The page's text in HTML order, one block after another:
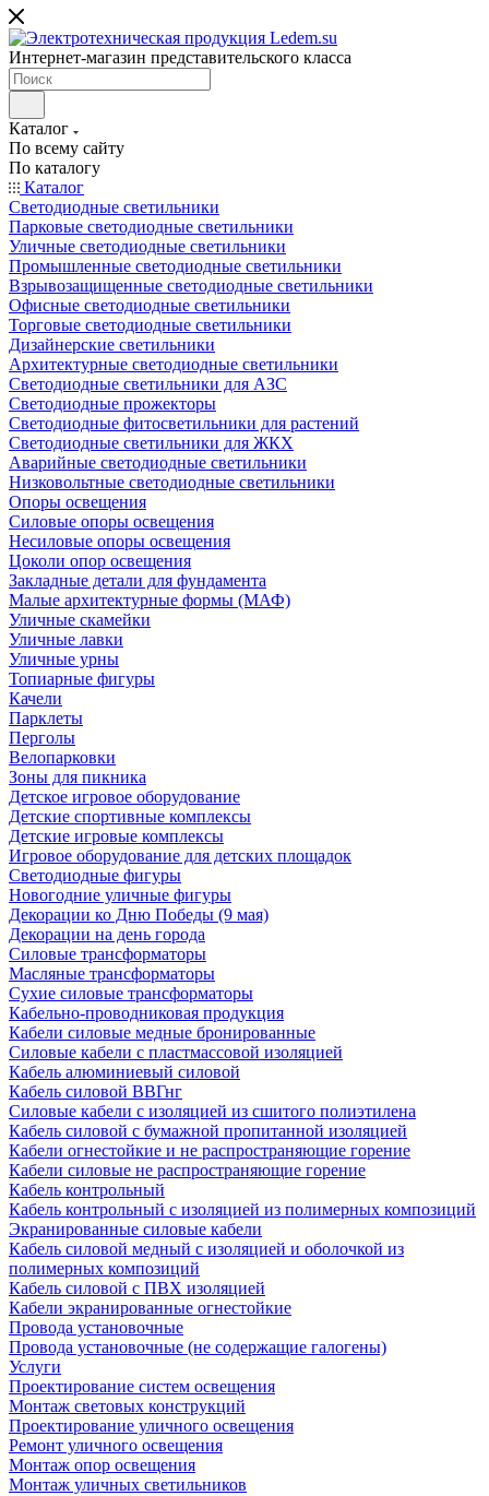
Интернет-магазин представительского класса
Каталог
По всему сайту
По каталогу
Каталог
Светодиодные светильники
Парковые светодиодные светильники
Уличные светодиодные светильники
Промышленные светодиодные светильники
Взрывозащищенные светодиодные светильники
Офисные светодиодные светильники
Торговые светодиодные светильники
Дизайнерские светильники
Архитектурные светодиодные светильники
Светодиодные светильники для АЗС
Светодиодные прожекторы
Светодиодные фитосветильники для растений
Светодиодные светильники для ЖКХ
Аварийные светодиодные светильники
Низковольтные светодиодные светильники
Опоры освещения
Силовые опоры освещения
Несиловые опоры освещения
Цоколи опор освещения
Закладные детали для фундамента
Малые архитектурные формы (МАФ)
Уличные скамейки
Уличные лавки
Уличные урны
Топиарные фигуры
Качели
Парклеты
Перголы
Велопарковки
Зоны для пикника
Детское игровое оборудование
Детские спортивные комплексы
Детские игровые комплексы
Игровое оборудование для детских площадок
Светодиодные фигуры
Новогодние уличные фигуры
Декорации ко Дню Победы (9 мая)
Декорации на день города
Силовые трансформаторы
Масляные трансформаторы
Сухие силовые трансформаторы
Кабельно-проводниковая продукция
Кабели силовые медные бронированные
Силовые кабели с пластмассовой изоляцией
Кабель алюминиевый силовой
Кабель силовой ВВГнг
Силовые кабели с изоляцией из сшитого полиэтилена
Кабель силовой с бумажной пропитанной изоляцией
Кабели огнестойкие и не распространяющие горение
Кабели силовые не распространяющие горение
Кабель контрольный
Кабель контрольный с изоляцией из полимерных композиций
Экранированные силовые кабели
Кабель силовой медный с изоляцией и оболочкой из
полимерных композиций
Кабель силовой с ПВХ изоляцией
Кабели экранированные огнестойкие
Провода установочные
Провода установочные (не содержащие галогены)
Услуги
Проектирование систем освещения
Монтаж световых конструкций
Проектирование уличного освещения
Ремонт уличного освещения
Монтаж опор освещения
Монтаж уличных светильников